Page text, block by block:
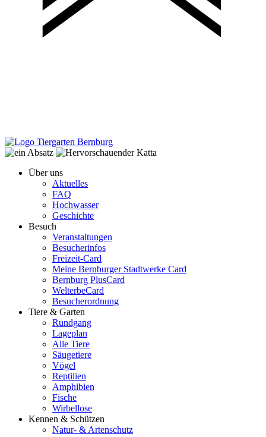
Über uns
Aktuelles
FAQ
Hochwasser
Geschichte
Besuch
Veranstaltungen
Besucherinfos
Freizeit-Card
Meine Bernburger Stadtwerke Card
Bernburg PlusCard
WelterbeCard
Besucherordnung
Tiere & Garten
Rundgang
Lageplan
Alle Tiere
Säugetiere
Vögel
Reptilien
Amphibien
Fische
Wirbellose
Kennen & Schützen
Natur- & Artenschutz